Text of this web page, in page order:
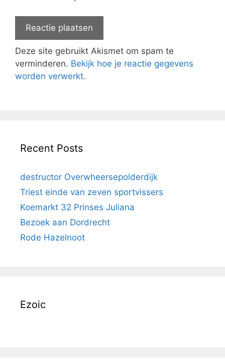
Deze site gebruikt Akismet om spam te
verminderen. Bekijk hoe je reactie gegevens
worden verwerkt.
Recent Posts
destructor Overwheersepolderdijk
Triest einde van zeven sportvissers
Koemarkt 32 Prinses Juliana
Bezoek aan Dordrecht
Rode Hazelnoot
Ezoic